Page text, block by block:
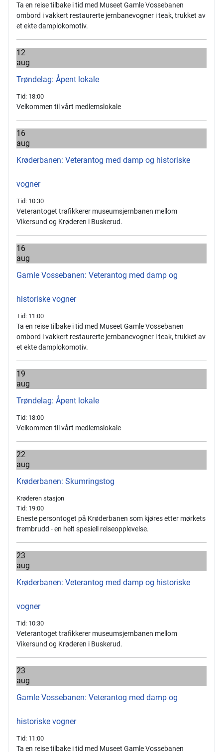
Ta en reise tilbake i tid med Museet Gamle Vossebanen
ombord i vakkert restaurerte jernbanevogner i teak, trukket av
et ekte damplokomotiv.
12
aug
Trøndelag: Åpent lokale
Tid: 18:00
Velkommen til vårt medlemslokale
16
aug
Krøderbanen: Veterantog med damp og historiske
vogner
Tid: 10:30
Veterantoget trafikkerer museumsjernbanen mellom
Vikersund og Krøderen i Buskerud.
16
aug
Gamle Vossebanen: Veterantog med damp og
historiske vogner
Tid: 11:00
Ta en reise tilbake i tid med Museet Gamle Vossebanen
ombord i vakkert restaurerte jernbanevogner i teak, trukket av
et ekte damplokomotiv.
19
aug
Trøndelag: Åpent lokale
Tid: 18:00
Velkommen til vårt medlemslokale
22
aug
Krøderbanen: Skumringstog
Krøderen stasjon
Tid: 19:00
Eneste persontoget på Krøderbanen som kjøres etter mørkets
frembrudd - en helt spesiell reiseopplevelse.
23
aug
Krøderbanen: Veterantog med damp og historiske
vogner
Tid: 10:30
Veterantoget trafikkerer museumsjernbanen mellom
Vikersund og Krøderen i Buskerud.
23
aug
Gamle Vossebanen: Veterantog med damp og
historiske vogner
Tid: 11:00
Ta en reise tilbake i tid med Museet Gamle Vossebanen